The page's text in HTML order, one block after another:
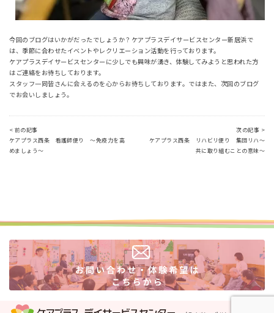
今回のブログはいかがだったでしょうか？ケアプラスデイサービスセンター新居浜で
は、季節に合わせたイベントやレクリエーション活動を行っております。
ケアプラスデイサービスセンターに少しでも興味が湧き、体験してみようと思われた方
はご連絡をお待ちしております。
スタッフ一同皆さんに会えるのを心からお待ちしております。ではまた、次回のブログ
でお会いしましょう。
< 前の記事
ケアプラス西条 看護師便り ～免疫力を高
めましょう～
次の記事 >
ケアプラス西条 リハビリ便り 集団リハ～
共に取り組むことの意味～